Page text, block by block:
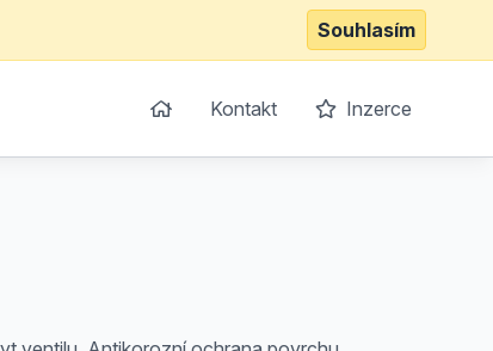
Souhlasím
Kontakt Inzerce